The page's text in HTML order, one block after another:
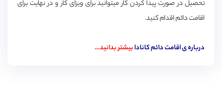
تحصیل در صورت پیدا کردن کار میتوانید برای ویزای کار و در نهایت برای
اقامت دائم اقدام کنید.
درباره ی اقامت دائم کانادابیشتر بدانید…